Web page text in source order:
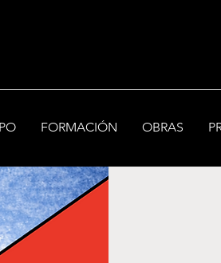
FORMACIÓN OBRAS